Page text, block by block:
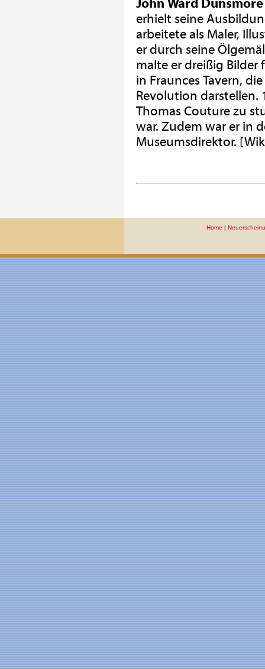
John Ward Dunsmore
erhielt seine
arbeitete als Maler,
er durch seine
malte er dreißig Bilder
in Fraunces Tavern,
Revolution darstellen.
Thomas Couture zu
war. Zudem war er in
Museumsdirektor.
Home |